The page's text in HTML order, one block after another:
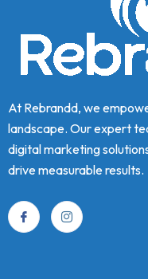
At Rebrandd, we
landscape. Our expert
digital marketing
drive measurable results.